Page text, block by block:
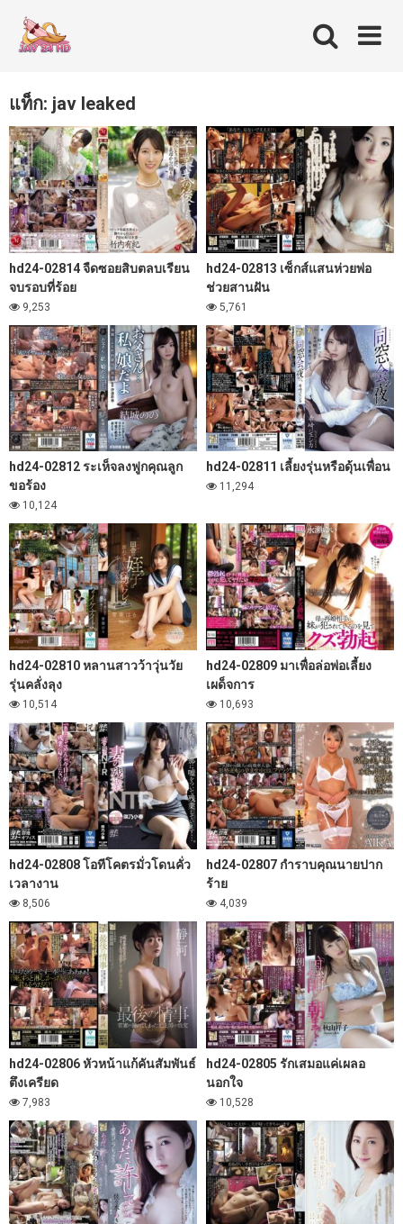
content
แท็ก: jav leaked
hd24-02814 จืดซอยสิบตลบเรียน
จบรอบที่ร้อย
9,253
hd24-02813 เซ็กส์แสนห่วยพ่อ
ช่วยสานฝัน
5,761
hd24-02812 ระเห็จลงฟูกคุณลูก
ขอร้อง
10,124
hd24-02811 เลี้ยงรุ่นหรือดุ้นเพื่อน
11,294
hd24-02810 หลานสาวว้าวุ่นวัย
รุ่นคลั่งลุง
10,514
hd24-02809 มาเพื่อล่อพ่อเลี้ยง
เผด็จการ
10,693
hd24-02808 โอทีโคตรมั่วโดนคั่ว
เวลางาน
8,506
hd24-02807 กำราบคุณนายปาก
ร้าย
4,039
hd24-02806 หัวหน้าแก้คันสัมพันธ์
ตึงเครียด
7,983
hd24-02805 รักเสมอแค่เผลอ
นอกใจ
10,528